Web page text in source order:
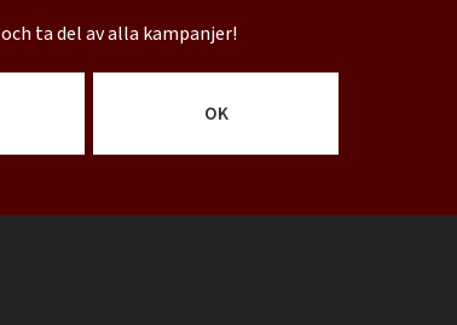
och ta del av alla kampanjer!
OK